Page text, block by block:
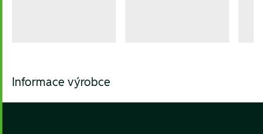
Informace výrobce
Footer